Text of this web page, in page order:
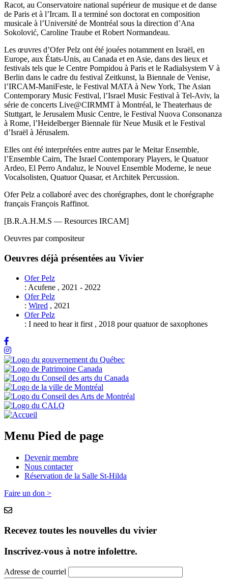
Racot, au Conservatoire national supérieur de musique et de danse
de Paris et à l’Ircam. Il a terminé son doctorat en composition
musicale à l’Université de Montréal sous la direction d’Ana
Sokolović, Caroline Traube et Robert Normandeau.
Les œuvres d’Ofer Pelz ont été jouées notamment en Israël, en
Europe, aux États-Unis, au Canada et en Asie, dans des lieux et
festivals tels que le Centre Pompidou à Paris et le Radialsystem V à
Berlin dans le cadre du festival Zeitkunst, la Biennale de Venise,
l’IRCAM-ManiFeste, le Festival MATA à New York, The Asian
Contemporary Music Festival, l’Israel Music Festival à Tel-Aviv, la
série de concerts Live@CIRMMT à Montréal, le Theaterhaus de
Stuttgart, le Jerusalem Music Centre, le Festival Nuova Consonanza
à Rome, l’Heidelberger Biennale für Neue Musik et le Festival
d’Israël à Jérusalem.
Elles ont été interprétées entre autres par le Meitar Ensemble,
l’Ensemble Cairn, The Israel Contemporary Players, le Quatuor
Ardeo, El Perro Andaluz, le Nouvel Ensemble Moderne, le neue
Vocalsolisten, Quatuor Quasar, et Architek Percussion.
Ofer Pelz a collaboré avec des chorégraphes, dont le chorégraphe
français François Raffinot.
[B.R.A.H.M.S — Resources IRCAM]
Oeuvres par compositeur
Oeuvres déjà présentées au Vivier
Ofer Pelz
: Acufene , 2021 - 2022
Ofer Pelz
: Wired , 2021
Ofer Pelz
: I need to hear it first , 2018 pourquatuor de saxophones
Menu Pied de page
Devenir membre
Nous contacter
Réservation de la Salle St-Hilda
Faire un don >
Recevez toutes les nouvelles du vivier
Inscrivez-vous à notre infolettre.
Adresse de courriel